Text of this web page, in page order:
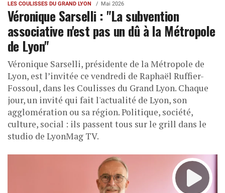
LES COULISSES DU GRAND LYON Mai 2026
Véronique Sarselli : "La subvention
associative n'est pas un dû à la Métropole
de Lyon"
Véronique Sarselli, présidente de la Métropole de
Lyon, est l’invitée ce vendredi de Raphaël Ruffier-
Fossoul, dans les Coulisses du Grand Lyon. Chaque
jour, un invité qui fait l'actualité de Lyon, son
agglomération ou sa région. Politique, société,
culture, social : ils passent tous sur le grill dans le
studio de LyonMag TV.